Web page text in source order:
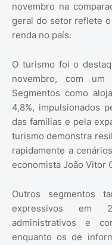
novembro na
geral do setor reflete
renda no país.
O turismo foi o
novembro, com um
Segmentos como
4,8%, impulsionados
das famílias e pela
turismo demonstra
rapidamente a
economista João Vitor
Outros segmentos
expressivos em
administrativos e
enquanto os de